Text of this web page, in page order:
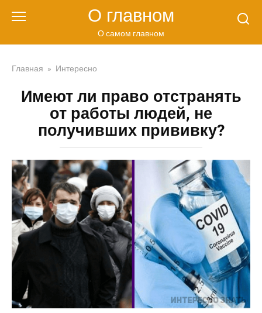
О главном
О самом главном
Главная » Интересно
Имеют ли право отстранять
от работы людей, не
получивших прививку?